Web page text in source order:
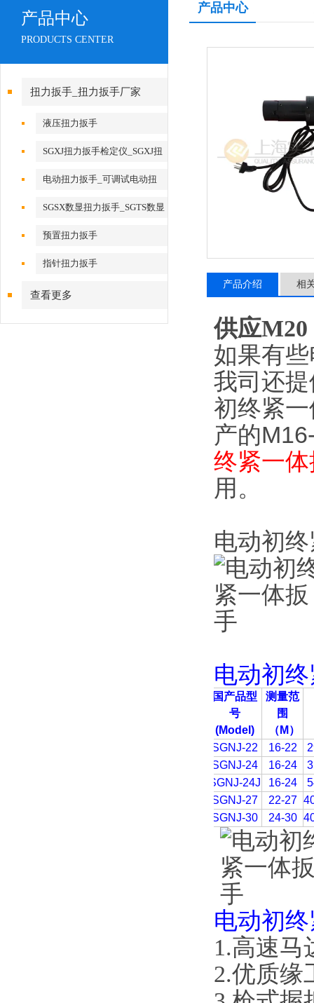
产品中心
PRODUCTS CENTER
扭力扳手_扭力扳手厂家
液压扭力扳手
SGXJ扭力扳手检定仪_SGXJ扭
矩扳手检定仪
电动扭力扳手_可调试电动扭
SGSX数显扭力扳手_SGTS数显
扭力扳手
预置扭力扳手
指针扭力扳手
查看更多
产品中心
产品介绍 相
供应
如果有些
我司还
初终紧
产的
终紧一
用。
电动初
电动初
国产品型
号
(Model)
测量范
围
（ M ）
SGNJ-22
16-22
SGNJ-24
16-24
SGNJ-24J
16-24
SGNJ-27
22-27
SGNJ-30
24-30
电动初
1.高速马
2.优质缘